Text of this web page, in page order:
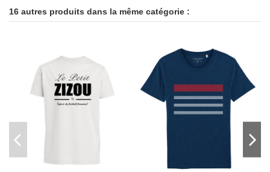
16 autres produits dans la même catégorie :